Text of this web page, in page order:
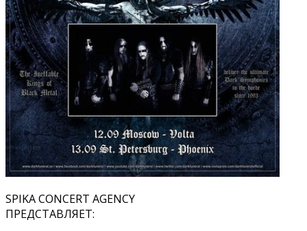
SPIKA CONCERT AGENCY
ПРЕДСТАВЛЯЕТ: